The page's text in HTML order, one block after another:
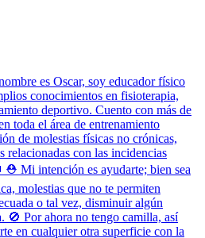
es Oscar, soy educador físico
conocimientos en fisioterapia,
deportivo. Cuento con más de
toda el área de entrenamiento
de molestias físicas no crónicas,
relacionadas con las incidencias
⛑️ Mi intención es ayudarte; bien sea
molestias que no te permiten
o tal vez, disminuir algún
🚫 Por ahora no tengo camilla, así
en cualquier otra superficie con la